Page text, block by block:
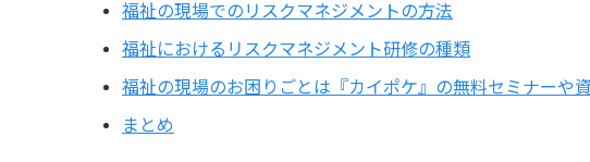
福祉の現場でのリスクマネジメントの方法
福祉におけるリスクマネジメント研修の種類
福祉の現場のお困りごとは『カイポケ』の無料セミナーや
まとめ